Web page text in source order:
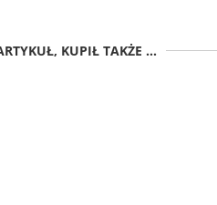
KUPIŁ TAKŻE ...